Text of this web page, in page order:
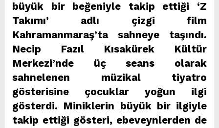
büyük bir beğeniyle takip ettiği ‘Z
Takımı’ adlı çizgi film
Kahramanmaraş’ta sahneye taşındı.
Necip Fazıl Kısakürek Kültür
Merkezi’nde üç seans olarak
sahnelenen müzikal tiyatro
gösterisine çocuklar yoğun ilgi
gösterdi. Miniklerin büyük bir ilgiyle
takip ettiği gösteri, ebeveynlerden de